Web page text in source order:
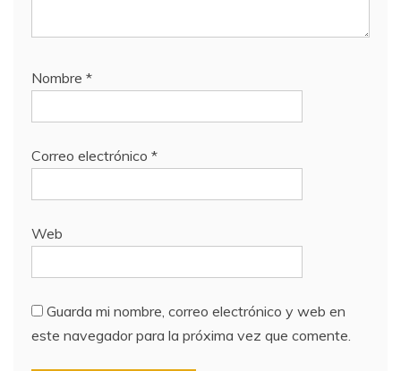
Nombre *
Correo electrónico *
Web
Guarda mi nombre, correo electrónico y web en
este navegador para la próxima vez que comente.